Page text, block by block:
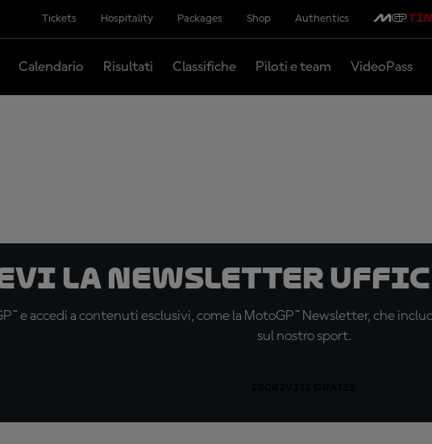
Tickets Hospitality Packages Shop Authentics
Calendario Risultati Classifiche Piloti e team VideoPass
la newsletter
e accedi a contenuti esclusivi, come la MotoGP™ Newsletter, che
sul nostro sport.